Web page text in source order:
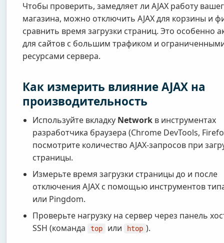
Чтобы проверить, замедляет ли AJAX работу
магазина, можно отключить AJAX для корзины и
сравнить время загрузки страниц. Это особенно
для сайтов с большим трафиком и
ресурсами сервера.
Как измерить влияние AJAX на
производительность
Используйте вкладку Network в инструментах
разработчика браузера (Chrome DevTools,
посмотрите количество AJAX-запросов при
страницы.
Измерьте время загрузки страницы до и после
отключения AJAX с помощью инструментов
или Pingdom.
Проверьте нагрузку на сервер через панель
SSH (команда
top или htop ).